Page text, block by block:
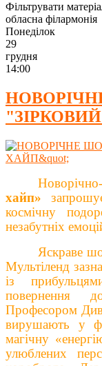
Фільтрувати
обласна філармонія
Понеділок
29
грудня
14:00
хайп»
космічну
незабутніх
Яскраве
Мультіленд
із
повернення
Професором
вирушають у
магічну
улюблених